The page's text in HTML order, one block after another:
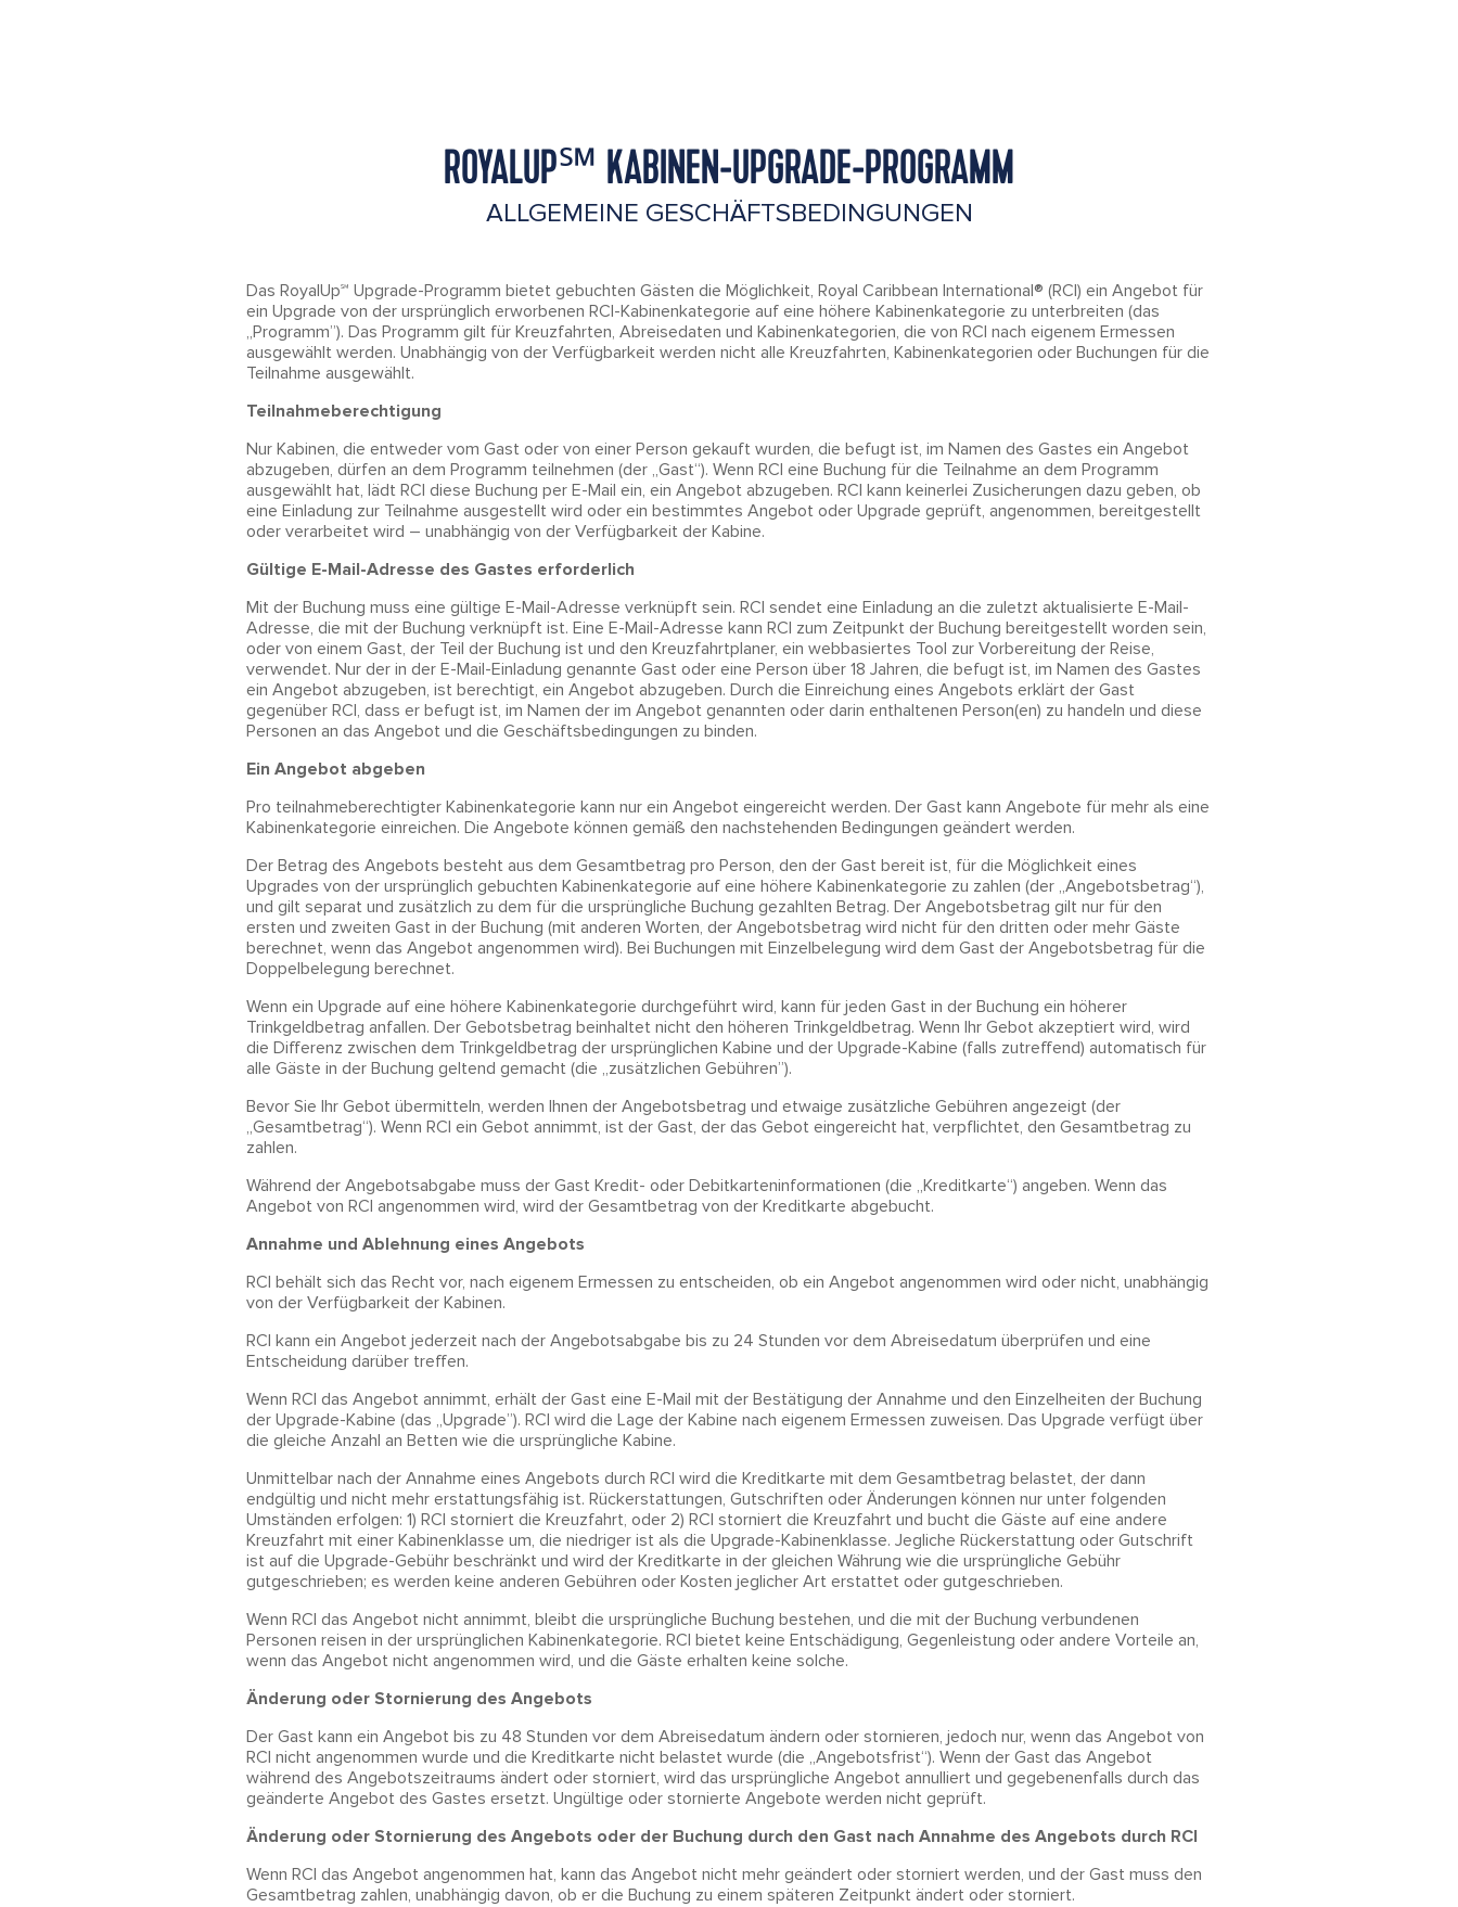
ROYALUP℠ KABINEN-UPGRADE-PROGRAMM
ALLGEMEINE GESCHÄFTSBEDINGUNGEN
Das RoyalUp℠ Upgrade-Programm bietet gebuchten Gästen die Möglichkeit, Royal Caribbean International® (RCI) ein Angebot für
ein Upgrade von der ursprünglich erworbenen RCI-Kabinenkategorie auf eine höhere Kabinenkategorie zu unterbreiten (das
„Programm”). Das Programm gilt für Kreuzfahrten, Abreisedaten und Kabinenkategorien, die von RCI nach eigenem Ermessen
ausgewählt werden. Unabhängig von der Verfügbarkeit werden nicht alle Kreuzfahrten, Kabinenkategorien oder Buchungen für die
Teilnahme ausgewählt.
Teilnahmeberechtigung
Nur Kabinen, die entweder vom Gast oder von einer Person gekauft wurden, die befugt ist, im Namen des Gastes ein Angebot
abzugeben, dürfen an dem Programm teilnehmen (der „Gast“). Wenn RCI eine Buchung für die Teilnahme an dem Programm
ausgewählt hat, lädt RCI diese Buchung per E-Mail ein, ein Angebot abzugeben. RCI kann keinerlei Zusicherungen dazu geben, ob
eine Einladung zur Teilnahme ausgestellt wird oder ein bestimmtes Angebot oder Upgrade geprüft, angenommen, bereitgestellt
oder verarbeitet wird – unabhängig von der Verfügbarkeit der Kabine.
Gültige E-Mail-Adresse des Gastes erforderlich
Mit der Buchung muss eine gültige E-Mail-Adresse verknüpft sein. RCI sendet eine Einladung an die zuletzt aktualisierte E-Mail-
Adresse, die mit der Buchung verknüpft ist. Eine E-Mail-Adresse kann RCI zum Zeitpunkt der Buchung bereitgestellt worden sein,
oder von einem Gast, der Teil der Buchung ist und den Kreuzfahrtplaner, ein webbasiertes Tool zur Vorbereitung der Reise,
verwendet. Nur der in der E-Mail-Einladung genannte Gast oder eine Person über 18 Jahren, die befugt ist, im Namen des Gastes
ein Angebot abzugeben, ist berechtigt, ein Angebot abzugeben. Durch die Einreichung eines Angebots erklärt der Gast
gegenüber RCI, dass er befugt ist, im Namen der im Angebot genannten oder darin enthaltenen Person(en) zu handeln und diese
Personen an das Angebot und die Geschäftsbedingungen zu binden.
Ein Angebot abgeben
Pro teilnahmeberechtigter Kabinenkategorie kann nur ein Angebot eingereicht werden. Der Gast kann Angebote für mehr als eine
Kabinenkategorie einreichen. Die Angebote können gemäß den nachstehenden Bedingungen geändert werden.
Der Betrag des Angebots besteht aus dem Gesamtbetrag pro Person, den der Gast bereit ist, für die Möglichkeit eines
Upgrades von der ursprünglich gebuchten Kabinenkategorie auf eine höhere Kabinenkategorie zu zahlen (der „Angebotsbetrag“),
und gilt separat und zusätzlich zu dem für die ursprüngliche Buchung gezahlten Betrag. Der Angebotsbetrag gilt nur für den
ersten und zweiten Gast in der Buchung (mit anderen Worten, der Angebotsbetrag wird nicht für den dritten oder mehr Gäste
berechnet, wenn das Angebot angenommen wird). Bei Buchungen mit Einzelbelegung wird dem Gast der Angebotsbetrag für die
Doppelbelegung berechnet.
Wenn ein Upgrade auf eine höhere Kabinenkategorie durchgeführt wird, kann für jeden Gast in der Buchung ein höherer
Trinkgeldbetrag anfallen. Der Gebotsbetrag beinhaltet nicht den höheren Trinkgeldbetrag. Wenn Ihr Gebot akzeptiert wird, wird
die Differenz zwischen dem Trinkgeldbetrag der ursprünglichen Kabine und der Upgrade-Kabine (falls zutreffend) automatisch für
alle Gäste in der Buchung geltend gemacht (die „zusätzlichen Gebühren”).
Bevor Sie Ihr Gebot übermitteln, werden Ihnen der Angebotsbetrag und etwaige zusätzliche Gebühren angezeigt (der
„Gesamtbetrag“). Wenn RCI ein Gebot annimmt, ist der Gast, der das Gebot eingereicht hat, verpflichtet, den Gesamtbetrag zu
zahlen.
Während der Angebotsabgabe muss der Gast Kredit- oder Debitkarteninformationen (die „Kreditkarte“) angeben. Wenn das
Angebot von RCI angenommen wird, wird der Gesamtbetrag von der Kreditkarte abgebucht.
Annahme und Ablehnung eines Angebots
RCI behält sich das Recht vor, nach eigenem Ermessen zu entscheiden, ob ein Angebot angenommen wird oder nicht, unabhängig
von der Verfügbarkeit der Kabinen.
RCI kann ein Angebot jederzeit nach der Angebotsabgabe bis zu 24 Stunden vor dem Abreisedatum überprüfen und eine
Entscheidung darüber treffen.
Wenn RCI das Angebot annimmt, erhält der Gast eine E-Mail mit der Bestätigung der Annahme und den Einzelheiten der Buchung
der Upgrade-Kabine (das „Upgrade”). RCI wird die Lage der Kabine nach eigenem Ermessen zuweisen. Das Upgrade verfügt über
die gleiche Anzahl an Betten wie die ursprüngliche Kabine.
Unmittelbar nach der Annahme eines Angebots durch RCI wird die Kreditkarte mit dem Gesamtbetrag belastet, der dann
endgültig und nicht mehr erstattungsfähig ist. Rückerstattungen, Gutschriften oder Änderungen können nur unter folgenden
Umständen erfolgen: 1) RCI storniert die Kreuzfahrt, oder 2) RCI storniert die Kreuzfahrt und bucht die Gäste auf eine andere
Kreuzfahrt mit einer Kabinenklasse um, die niedriger ist als die Upgrade-Kabinenklasse. Jegliche Rückerstattung oder Gutschrift
ist auf die Upgrade-Gebühr beschränkt und wird der Kreditkarte in der gleichen Währung wie die ursprüngliche Gebühr
gutgeschrieben; es werden keine anderen Gebühren oder Kosten jeglicher Art erstattet oder gutgeschrieben.
Wenn RCI das Angebot nicht annimmt, bleibt die ursprüngliche Buchung bestehen, und die mit der Buchung verbundenen
Personen reisen in der ursprünglichen Kabinenkategorie. RCI bietet keine Entschädigung, Gegenleistung oder andere Vorteile an,
wenn das Angebot nicht angenommen wird, und die Gäste erhalten keine solche.
Änderung oder Stornierung des Angebots
Der Gast kann ein Angebot bis zu 48 Stunden vor dem Abreisedatum ändern oder stornieren, jedoch nur, wenn das Angebot von
RCI nicht angenommen wurde und die Kreditkarte nicht belastet wurde (die „Angebotsfrist“). Wenn der Gast das Angebot
während des Angebotszeitraums ändert oder storniert, wird das ursprüngliche Angebot annulliert und gegebenenfalls durch das
geänderte Angebot des Gastes ersetzt. Ungültige oder stornierte Angebote werden nicht geprüft.
Änderung oder Stornierung des Angebots oder der Buchung durch den Gast nach Annahme des Angebots durch RCI
Wenn RCI das Angebot angenommen hat, kann das Angebot nicht mehr geändert oder storniert werden, und der Gast muss den
Gesamtbetrag zahlen, unabhängig davon, ob er die Buchung zu einem späteren Zeitpunkt ändert oder storniert.